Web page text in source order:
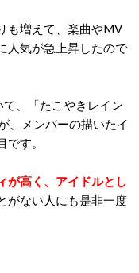
も増えて、楽曲やMV
人気が急上昇したので
て、「たこやきレイン
、メンバーの描いたイ
す。
が高く、 アイドルとし
がない人にも是非一度